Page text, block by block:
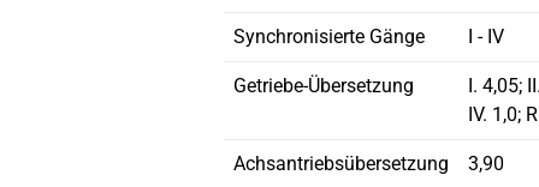
Synchronisierte Gänge I - IV
Getriebe-Übersetzung
I. 4,05;
IV. 1,0;
Achsantriebsübersetzung 3,90